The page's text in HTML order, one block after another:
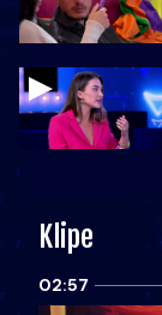
Klipe
02:57